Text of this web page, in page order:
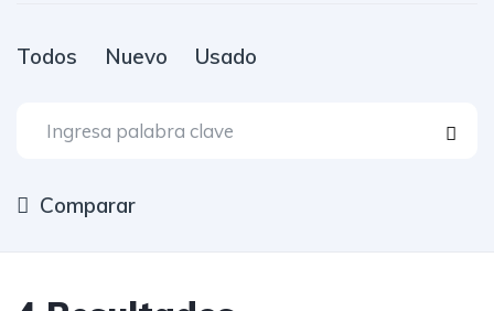
Todos Nuevo Usado
Comparar